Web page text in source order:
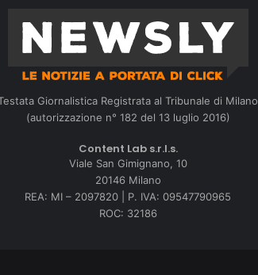
Giornalistica Registrata al Tribunale di Milano
(autorizzazione n° 182 del 13 luglio 2016)
Content Lab s.r.l.s.
Viale San Gimignano, 10
20146 Milano
REA: MI – 2097820 | P. IVA: 09547790965
ROC: 32186